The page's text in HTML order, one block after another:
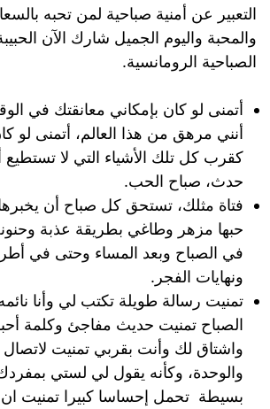
التعبير عن أمنية صباحية لمن تحبه
والمحبة واليوم الجميل شارك الآن
الصباحية الرومانسية.
أتمنى لو كان بإمكاني معانقتك في
أنني مرهق من هذا العالم، أتمنى لو
كقرب كل تلك الأشياء التي لا تستطيع
حدث، صباح الحب.
فتاة مثلك، تستحق كل صباح أن
حبها مزهر وطاغي بطريقة عذبة
في الصباح وبعد المساء وحتى في
ونهايات الفجر.
تمنيت رسالة طويلة تكتب لي وأنا
الصباح تمنيت حديث مفاجئ وكلمة أحبك
واشتاق لك وأنت بقربي تمنيت
والوحدة، وكأنه يقول لي لستي
بسيطة تحمل إحساسا كبيرا تمنيت